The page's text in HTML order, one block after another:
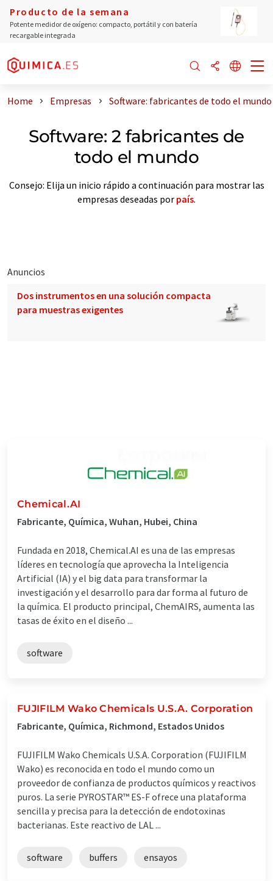
Producto de la semana
Potente medidor de oxígeno: compacto, portátil y con batería
recargable integrada
Home Empresas Software: fabricantes de todo el mundo
Software: 2 fabricantes de
todo el mundo
Consejo: Elija un inicio rápido a continuación para mostrar las
empresas deseadas por país.
Anuncios
Dos instrumentos en una solución compacta
para muestras exigentes
Chemical.AI
Fabricante, Química, Wuhan, Hubei, China
Fundada en 2018, Chemical.AI es una de las empresas
líderes en tecnología que aprovecha la Inteligencia
Artificial (IA) y el big data para transformar la
investigación y el desarrollo para dar forma al futuro de
la química. El producto principal, ChemAIRS, aumenta las
tasas de éxito en el diseño ...
software
FUJIFILM Wako Chemicals U.S.A. Corporation
Fabricante, Química, Richmond, Estados Unidos
FUJIFILM Wako Chemicals U.S.A. Corporation (FUJIFILM
Wako) es reconocida en todo el mundo como un
proveedor de confianza de productos químicos y reactivos
puros. La serie PYROSTAR™ ES-F ofrece una plataforma
sencilla y precisa para la detección de endotoxinas
bacterianas. Este reactivo de LAL ...
software buffers ensayos